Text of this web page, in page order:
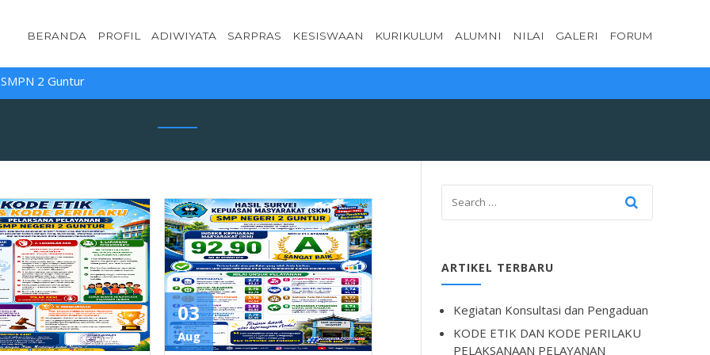
BERANDA PROFIL ADIWIYATA SARPRAS KESISWAAN KURIKULUM ALUMNI NILAI GALERI FORUM
2 Guntur
03
Aug
ARTIKEL TERBARU
Kegiatan Konsultasi dan Pengaduan
KODE ETIK DAN KODE PERILAKU
PELAKSANAAN PELAYANAN